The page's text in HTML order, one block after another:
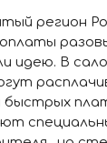
регион
идею. В